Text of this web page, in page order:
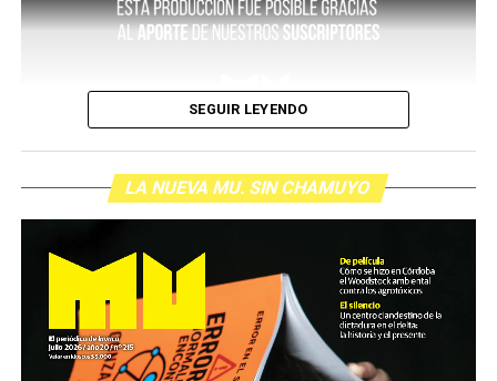
SEGUIR LEYENDO
LA NUEVA MU. SIN CHAMUYO